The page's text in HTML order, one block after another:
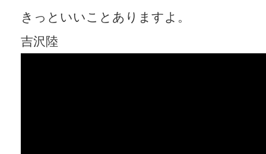
きっといいことありますよ。
吉沢陸